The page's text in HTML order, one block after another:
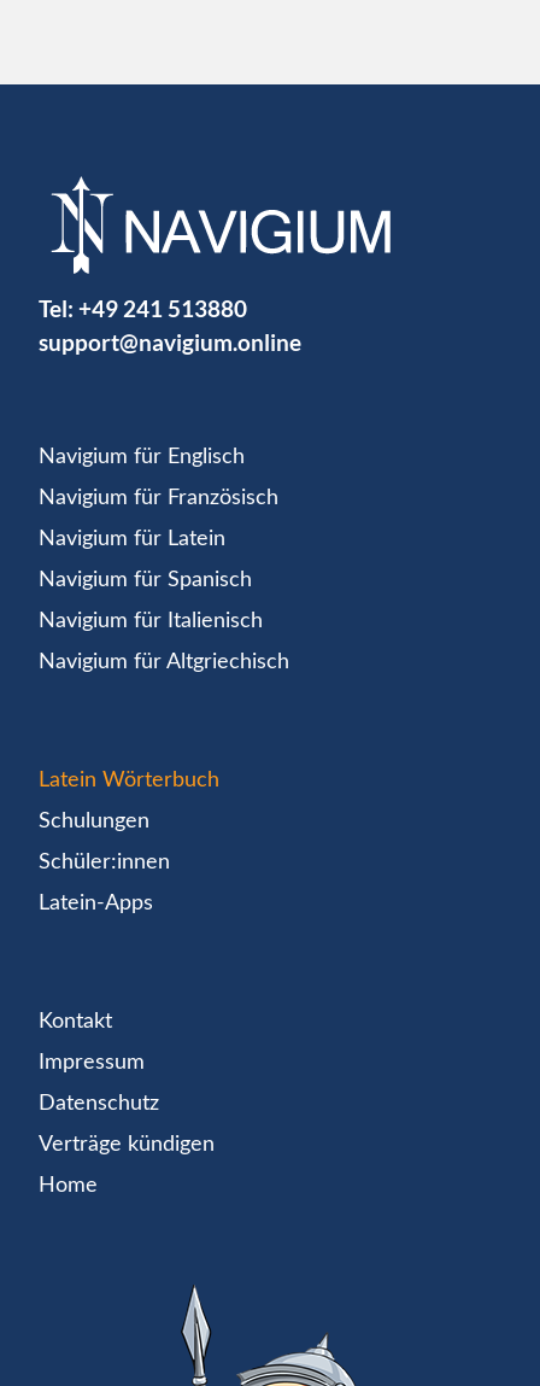
Tel: +49 241 513880
support@navigium.online
Navigium für Englisch
Navigium für Französisch
Navigium für Latein
Navigium für Spanisch
Navigium für Italienisch
Navigium für Altgriechisch
Latein Wörterbuch
Schulungen
Schüler:innen
Latein-Apps
Kontakt
Impressum
Datenschutz
Verträge kündigen
Home